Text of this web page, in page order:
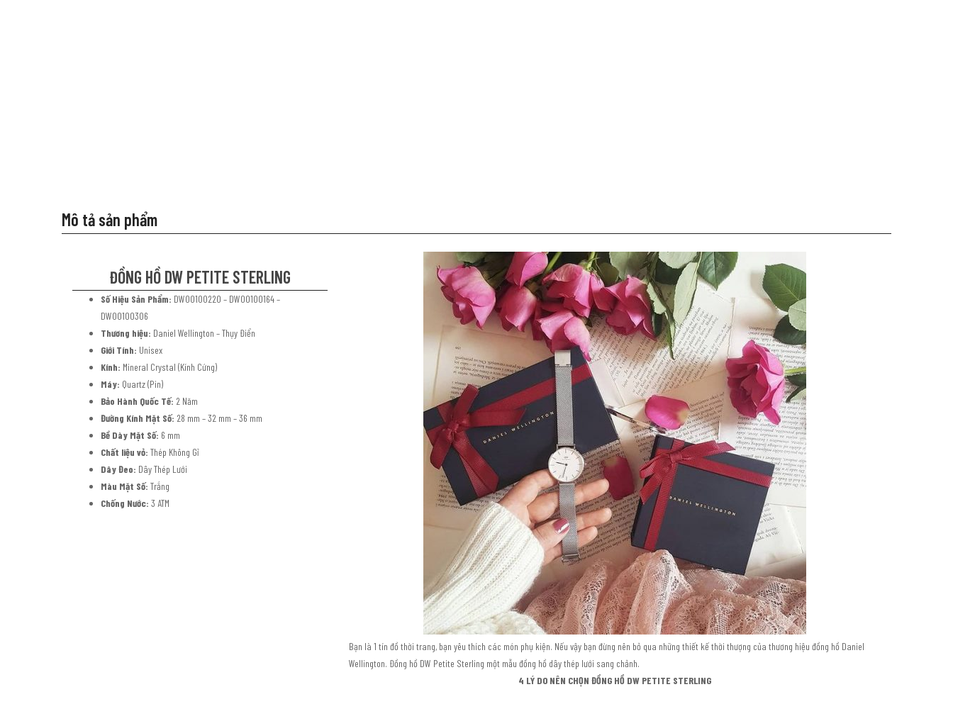
Mô tả sản phẩm
ĐỒNG HỒ DW PETITE STERLING
Số Hiệu Sản Phẩm: DW00100220 – DW00100164 –
DW00100306
Thương hiệu: Daniel Wellington – Thụy Điển
Giới Tính: Unisex
Kính: Mineral Crystal (Kính Cứng)
Máy: Quartz (Pin)
Bảo Hành Quốc Tế: 2 Năm
Đường Kính Mặt Số: 28 mm – 32 mm – 36 mm
Bề Dày Mặt Số: 6 mm
Chất liệu vỏ: Thép Không Gỉ
Dây Đeo: Dây Thép Lưới
Màu Mặt Số: Trắng
Chống Nước: 3 ATM
Bạn là 1 tín đồ thời trang, bạn yêu thích các món phụ kiện. Nếu vậy bạn đừng nên bỏ qua những thiết kế thời thượng của thương hiệu đồng hồ Daniel
Wellington. Đồng hồ DW Petite Sterling một mẫu đồng hồ dây thép lưới sang chảnh.
4 LÝ DO NÊN CHỌN ĐỒNG HỒ DW PETITE STERLING